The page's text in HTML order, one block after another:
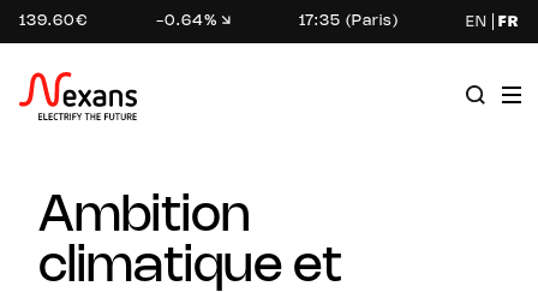
139.60€ -0.64% 17:35 (Paris) EN FR
Ambition
climatique et